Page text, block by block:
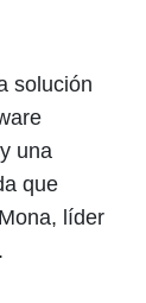
solución
una
que
líder